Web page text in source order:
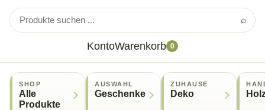
⌕
KontoWarenkorb 0
SHOP
Alle
Produkte
AUSWAHL
Geschenke
ZUHAUSE
Deko